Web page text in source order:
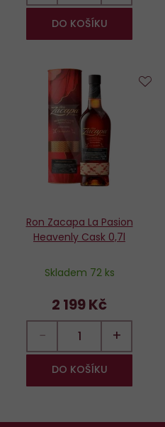
DO KOŠÍKU
Ron Zacapa La Pasion
Heavenly Cask 0,7l
Skladem 72 ks
2 199 Kč
− +
DO KOŠÍKU